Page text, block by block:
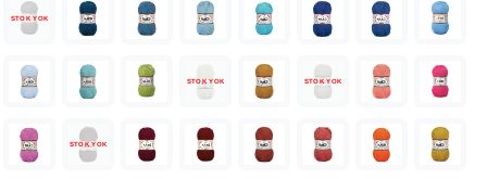
STOK YOK
STOK YOK STOK YOK
STOK YOK